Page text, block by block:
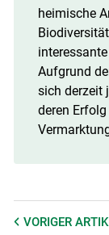
heimische
Aufgrund
sich derzeit
deren
VORIGER